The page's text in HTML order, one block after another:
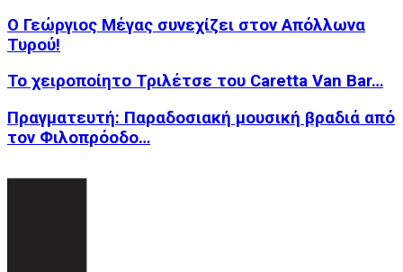
Ο Γεώργιος Μέγας συνεχίζει στον Απόλλωνα
Τυρού!
Το χειροποίητο Τριλέτσε του Caretta Van Bar…
Πραγματευτή: Παραδοσιακή μουσική βραδιά από
τον Φιλοπρόοδο…